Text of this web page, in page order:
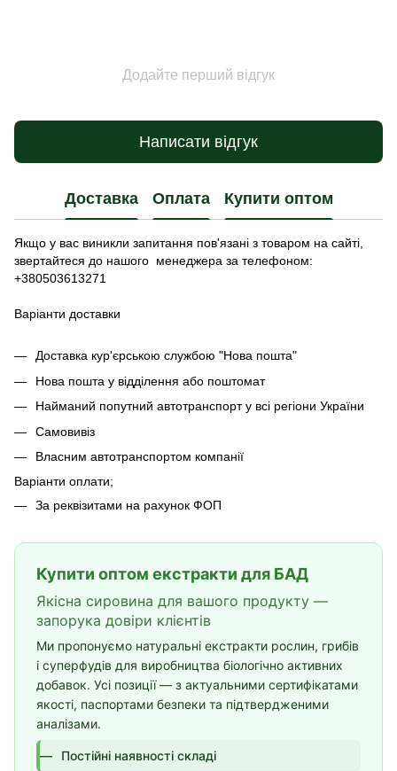
Додайте перший відгук
Написати відгук
Доставка Оплата Купити оптом
Якщо у вас виникли запитання пов'язані з товаром на сайті,
звертайтеся до нашого менеджера за телефоном:
+380503613271
Варіанти доставки
Доставка кур'єрською службою "Нова пошта"
Нова пошта у відділення або поштомат
Найманий попутний автотранспорт у всі регіони України
Самовивіз
Власним автотранспортом компанії
Варіанти оплати;
За реквізитами на рахунок ФОП
Купити оптом екстракти для БАД
Якісна сировина для вашого продукту —
запорука довіри клієнтів
Ми пропонуємо натуральні екстракти рослин, грибів
і суперфудів для виробництва біологічно активних
добавок. Усі позиції — з актуальними сертифікатами
якості, паспортами безпеки та підтвердженими
аналізами.
Постійні наявності складі